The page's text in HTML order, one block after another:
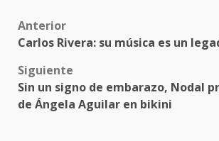
Post
Anterior
Carlos Rivera: su música es un
Siguiente
Sin un signo de embarazo, Nodal
de Ángela Aguilar en bikini